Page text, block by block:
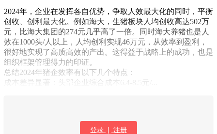
2024年，企业在发挥各自优势，争取人效最大化的同时，平衡
创收、创利最大化。例如海大，生猪板块人均创收高达502万
元，比海大集团的274元几乎高了一倍。同时海大养猪也是人
效在1000头/人以上，人均创利实现46万元，从效率到盈利，
很好地实现了高质高效的产出。这得益于战略上的成功，也是
组织框架管理得力的印证。
总结2024年猪企效率有以下几个特点：
成本差异显著：头部企业综合成本6.4-8.5元/...
登录 | 注册